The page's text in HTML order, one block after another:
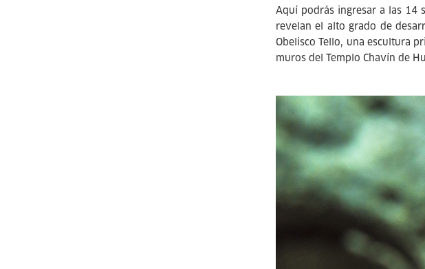
Aquí podrás ingresar a las 14
revelan el alto grado de
Obelisco Tello, una escultura
muros del Templo Chavín de